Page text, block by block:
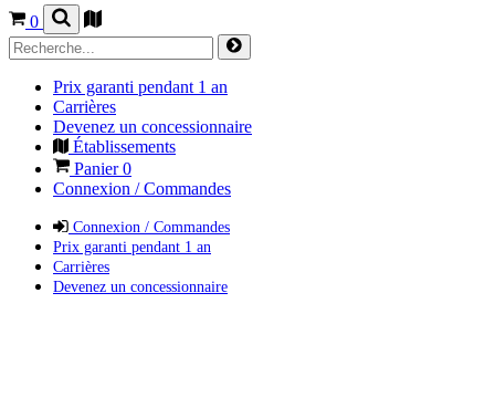
0
Prix garanti pendant 1 an
Carrières
Devenez un concessionnaire
Établissements
Panier0
Connexion / Commandes
Connexion / Commandes
Prix garanti pendant 1 an
Carrières
Devenez un concessionnaire